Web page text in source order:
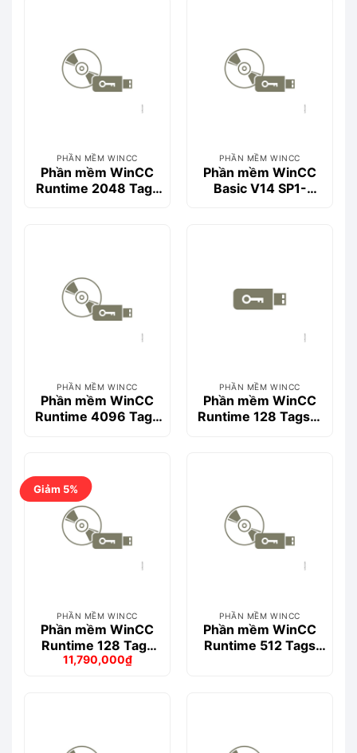
PHẦN MỀM WINCC
Phần mềm WinCC
Runtime 2048 Tags
PHẦN MỀM WINCC
Phần mềm WinCC
Basic V14 SP1-
PHẦN MỀM WINCC
Phần mềm WinCC
Runtime 4096 Tags
PHẦN MỀM WINCC
Phần mềm WinCC
Runtime 128 Tags->
Giảm 5%
PHẦN MỀM WINCC
Phần mềm WinCC
Runtime 128 Tags
V15- 6AV2104-
Giá
11,790,000₫
Giá
PHẦN MỀM WINCC
Phần mềm WinCC
Runtime 512 Tags